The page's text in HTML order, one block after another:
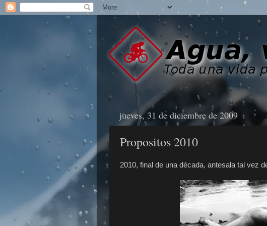
jueves, 31 de diciembre de 2009
Propositos 2010
2010, final de una década, antesala tal vez